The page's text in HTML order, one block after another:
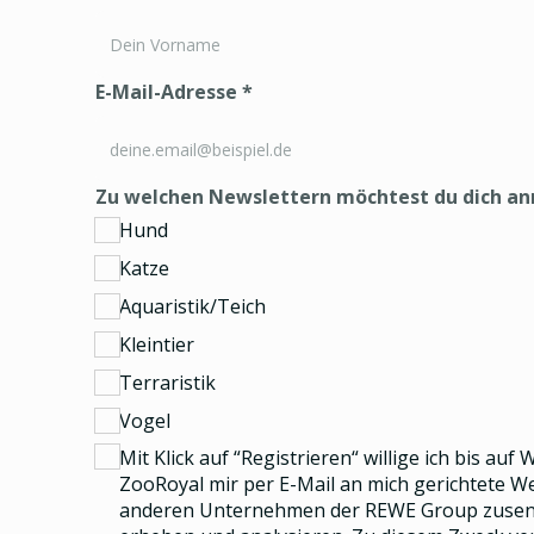
E-Mail-Adresse *
Zu welchen Newslettern möchtest du dich
Hund
Katze
Aquaristik/Teich
Kleintier
Terraristik
Vogel
Mit Klick auf “Registrieren“ willige ich bis auf
ZooRoyal mir per E-Mail an mich gerichtete
anderen Unternehmen der REWE Group